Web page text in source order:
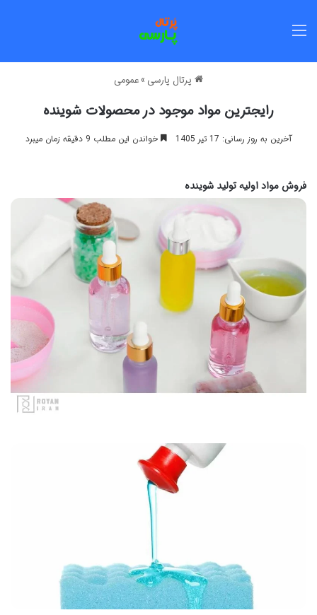
پرتال پارسی »عمومی
رایجترین مواد موجود در محصولات شوینده
آخرین به روز رسانی: 17 تیر 1405 خواندن این مطلب 9 دقیقه زمان میبرد
فروش مواد اولیه تولید شوینده